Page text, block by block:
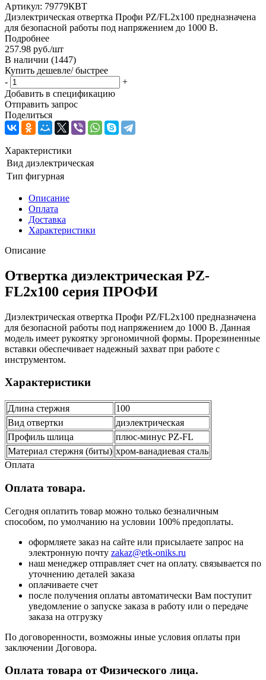
Артикул: 79779КВТ
Диэлектрическая отвертка Профи PZ/FL2x100 предназначена
для безопасной работы под напряжением до 1000 В.
Подробнее
257.98 руб./шт
В наличии (1447)
Купить дешевле/ быстрее
-
+
Добавить в спецификацию
Отправить запрос
Поделиться
Характеристики
Вид диэлектрическая
Тип фигурная
Описание
Оплата
Доставка
Характеристики
Описание
Отвертка диэлектрическая PZ-
FL2х100 серия ПРОФИ
Диэлектрическая отвертка Профи PZ/FL2x100 предназначена
для безопасной работы под напряжением до 1000 В. Данная
модель имеет рукоятку эргономичной формы. Прорезиненные
вставки обеспечивает надежный захват при работе с
инструментом.
Характеристики
Длина стержня
100
Вид отвертки
диэлектрическая
Профиль шлица
плюс-минус PZ-FL
Материал стержня (биты) хром-ванадиевая сталь
Оплата
Оплата товара.
Сегодня оплатить товар можно только безналичным
способом, по умолчанию на условии 100% предоплаты.
оформляете заказ на сайте или присылаете запрос на
электронную почту zakaz@etk-oniks.ru
наш менеджер отправляет счет на оплату. связывается по
уточнению деталей заказа
оплачиваете счет
после получения оплаты автоматически Вам поступит
уведомление о запуске заказа в работу или о передаче
заказа на отгрузку
По договоренности, возможны иные условия оплаты при
заключении Договора.
Оплата товара от Физического лица.